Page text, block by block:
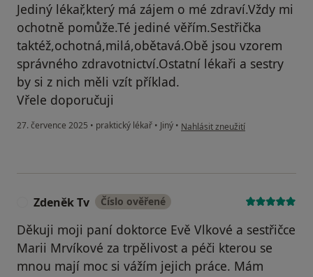
Jediný lékař,který má zájem o mé zdraví.Vždy mi
ochotně pomůže.Té jediné věřím.Sestřička
taktéž,ochotná,milá,obětavá.Obě jsou vzorem
správného zdravotnictví.Ostatní lékaři a sestry
by si z nich měli vzít příklad.
Vřele doporučuji
27. července 2025 • praktický lékař • Jiný • podle názoru uživatele Romana
Nahlásit zneužití
Zdeněk Tv Číslo ověřené
Děkuji moji paní doktorce Evě Vlkové a sestřičce
Marii Mrvíkové za trpělivost a péči kterou se
mnou mají moc si vážím jejich práce. Mám